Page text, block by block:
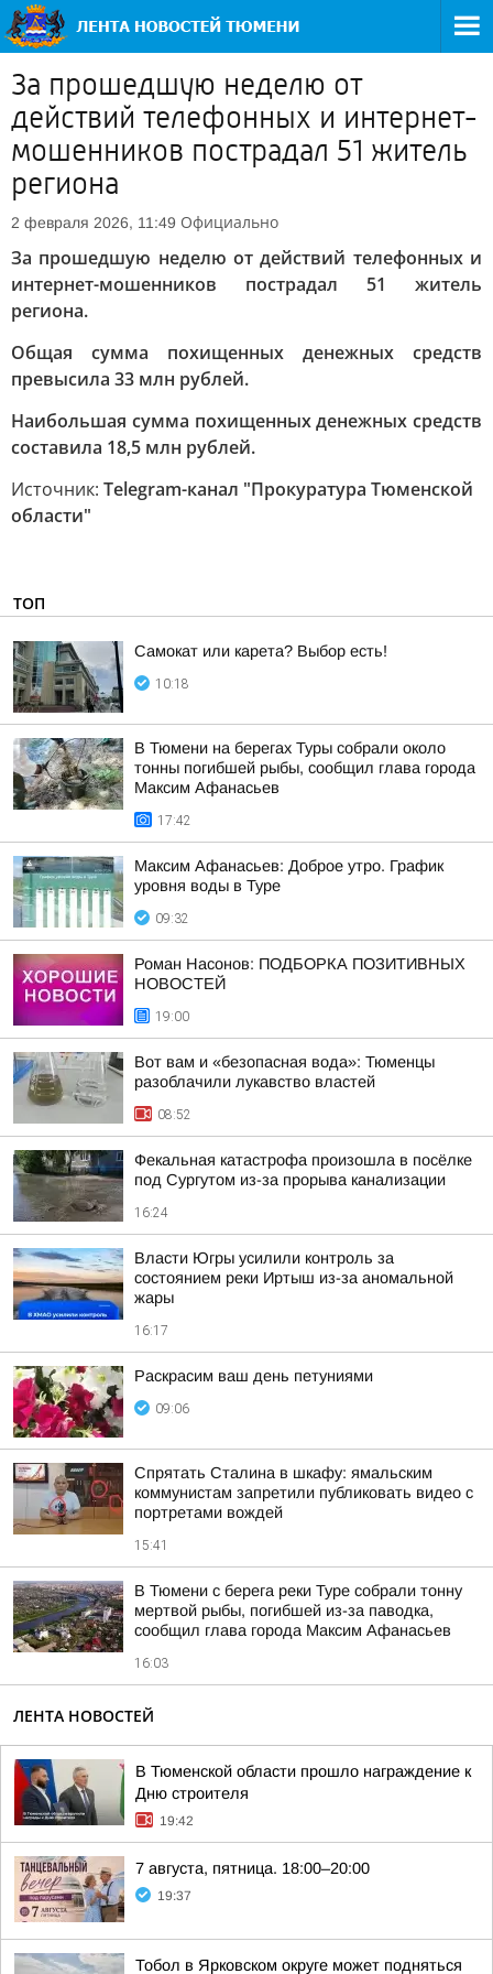
За прошедшую неделю от
действий телефонных и интернет-
мошенников пострадал 51 житель
региона
2 февраля 2026, 11:49 Официально
За прошедшую неделю от действий телефонных и
интернет-мошенников пострадал 51 житель
региона.
Общая сумма похищенных денежных средств
превысила 33 млн рублей.
Наибольшая сумма похищенных денежных средств
составила 18,5 млн рублей.
Источник: Telegram-канал "Прокуратура Тюменской
области"
ТОП
Самокат или карета? Выбор есть!
10:18
В Тюмени на берегах Туры собрали около
тонны погибшей рыбы, сообщил глава города
Максим Афанасьев
17:42
Максим Афанасьев: Доброе утро. График
уровня воды в Туре
09:32
Роман Насонов: ПОДБОРКА ПОЗИТИВНЫХ
НОВОСТЕЙ
19:00
Вот вам и «безопасная вода»: Тюменцы
разоблачили лукавство властей
08:52
Фекальная катастрофа произошла в посёлке
под Сургутом из-за прорыва канализации
16:24
Власти Югры усилили контроль за
состоянием реки Иртыш из-за аномальной
жары
16:17
Раскрасим ваш день петуниями
09:06
Спрятать Сталина в шкафу: ямальским
коммунистам запретили публиковать видео с
портретами вождей
15:41
В Тюмени с берега реки Туре собрали тонну
мертвой рыбы, погибшей из-за паводка,
сообщил глава города Максим Афанасьев
16:03
ЛЕНТА НОВОСТЕЙ
В Тюменской области прошло награждение к
Дню строителя
19:42
7 августа, пятница. 18:00–20:00
19:37
Тобол в Ярковском округе может подняться